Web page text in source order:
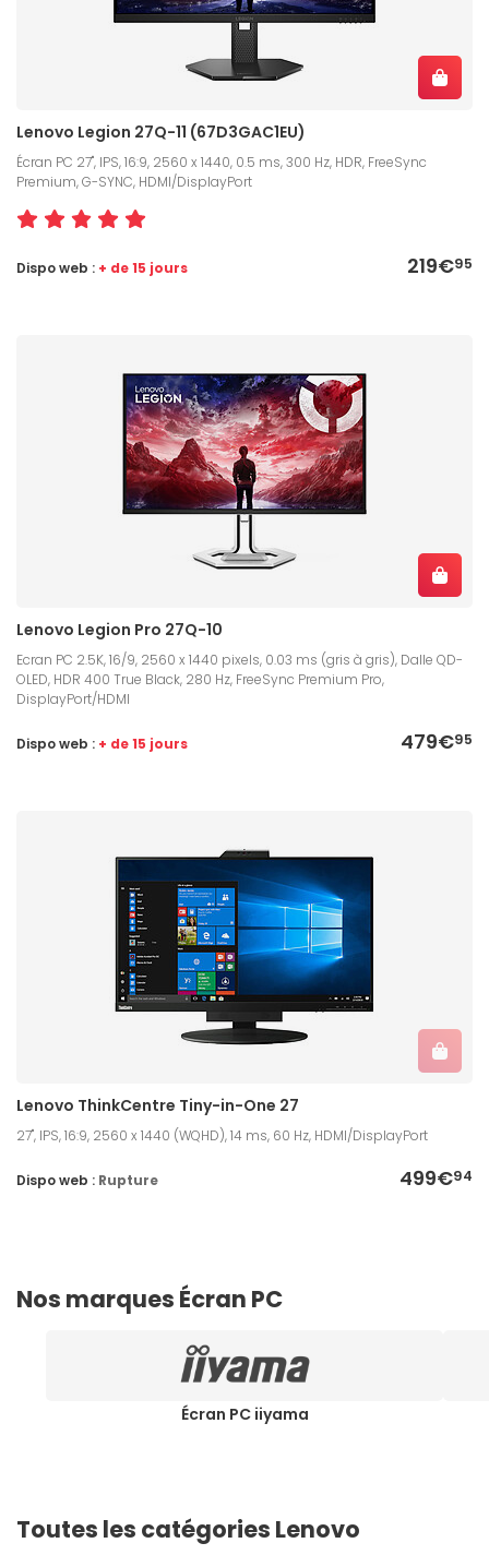
Lenovo Legion 27Q-11 (67D3GAC1EU)
Écran PC 27", IPS, 16:9, 2560 x 1440, 0.5 ms, 300 Hz, HDR, FreeSync
Premium, G-SYNC, HDMI/DisplayPort
219€95
Dispo web : + de 15 jours
Lenovo Legion Pro 27Q-10
Ecran PC 2.5K, 16/9, 2560 x 1440 pixels, 0.03 ms (gris à gris), Dalle QD-
OLED, HDR 400 True Black, 280 Hz, FreeSync Premium Pro,
DisplayPort/HDMI
479€95
Dispo web : + de 15 jours
Lenovo ThinkCentre Tiny-in-One 27
27", IPS, 16:9, 2560 x 1440 (WQHD), 14 ms, 60 Hz, HDMI/DisplayPort
499€94
Dispo web : Rupture
Nos marques Écran PC
Écran PC iiyama
Toutes les catégories Lenovo